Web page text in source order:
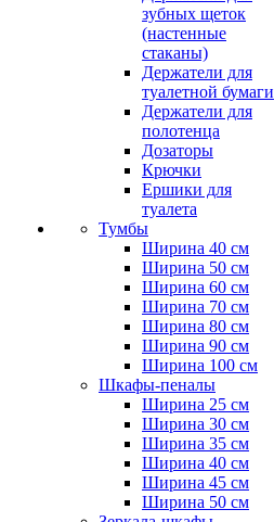
зубных щеток
(настенные
стаканы)
Держатели для
туалетной бумаги
Держатели для
полотенца
Дозаторы
Крючки
Ершики для
туалета
Тумбы
Ширина 40 см
Ширина 50 см
Ширина 60 см
Ширина 70 см
Ширина 80 см
Ширина 90 см
Ширина 100 см
Шкафы-пеналы
Ширина 25 см
Ширина 30 см
Ширина 35 см
Ширина 40 см
Ширина 45 см
Ширина 50 см